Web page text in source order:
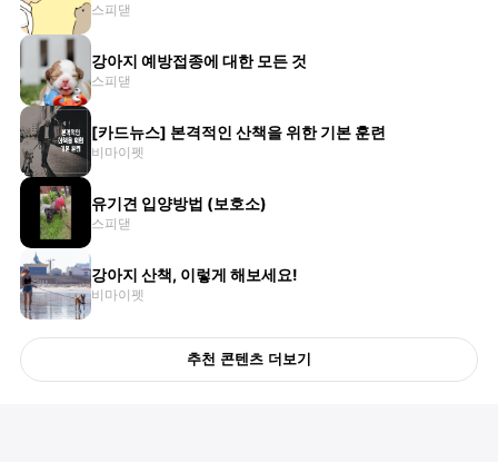
스피댇
강아지 예방접종에 대한 모든 것
스피댇
[카드뉴스] 본격적인 산책을 위한 기본 훈련
비마이펫
유기견 입양방법 (보호소)
스피댇
강아지 산책, 이렇게 해보세요!
비마이펫
추천 콘텐츠 더보기